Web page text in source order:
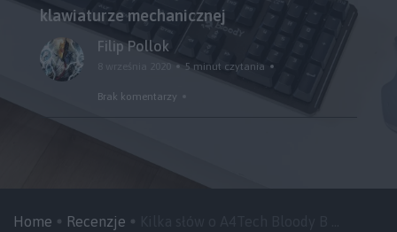
klawiaturze mechanicznej
Filip Pollok
8 września 2020 5 minut czytania
Brak komentarzy
Home Recenzje